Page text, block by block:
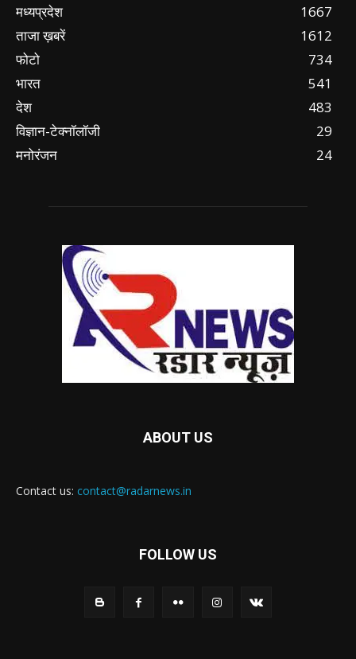
मध्यप्रदेश
1667
ताजा ख़बरें
1612
फोटो
734
भारत
541
देश
483
विज्ञान-टेक्नॉलॉजी
29
मनोरंजन
24
ABOUT US
Contact us: contact@radarnews.in
FOLLOW US